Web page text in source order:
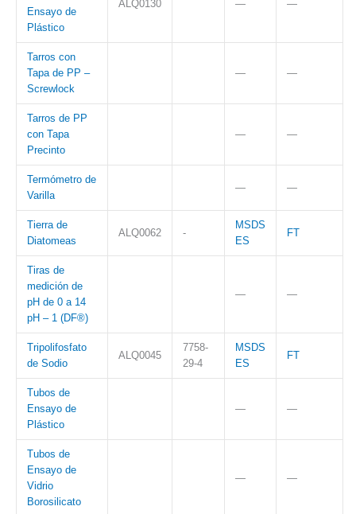
Ensayo de
Plástico
ALQ0130 — —
Tarros con
Tapa de PP –
Screwlock
— —
Tarros de PP
con Tapa
Precinto
— —
Termómetro de
Varilla
— —
Tierra de
Diatomeas
ALQ0062 -
MSDS
ES
FT
Tiras de
medición de
pH de 0 a 14
pH – 1 (DF®)
— —
Tripolifosfato
de Sodio
ALQ0045
7758-
29-4
MSDS
ES
FT
Tubos de
Ensayo de
Plástico
— —
Tubos de
Ensayo de
Vidrio
Borosilicato
— —